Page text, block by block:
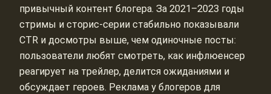
привычный контент блогера. За 2021–2023 годы
стримы и сторис‑серии стабильно показывали
CTR и досмотры выше, чем одиночные посты:
пользователи любят смотреть, как инфлюенсер
реагирует на трейлер, делится ожиданиями и
обсуждает героев. Реклама у блогеров для